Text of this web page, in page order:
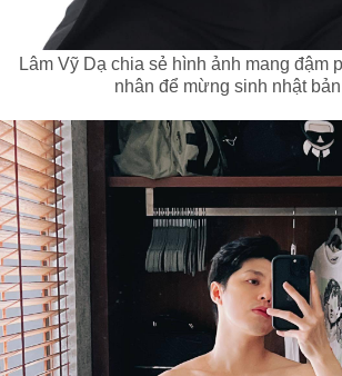
Lâm Vỹ Dạ chia sẻ hình ảnh mang đậm
nhân để mừng sinh nhật